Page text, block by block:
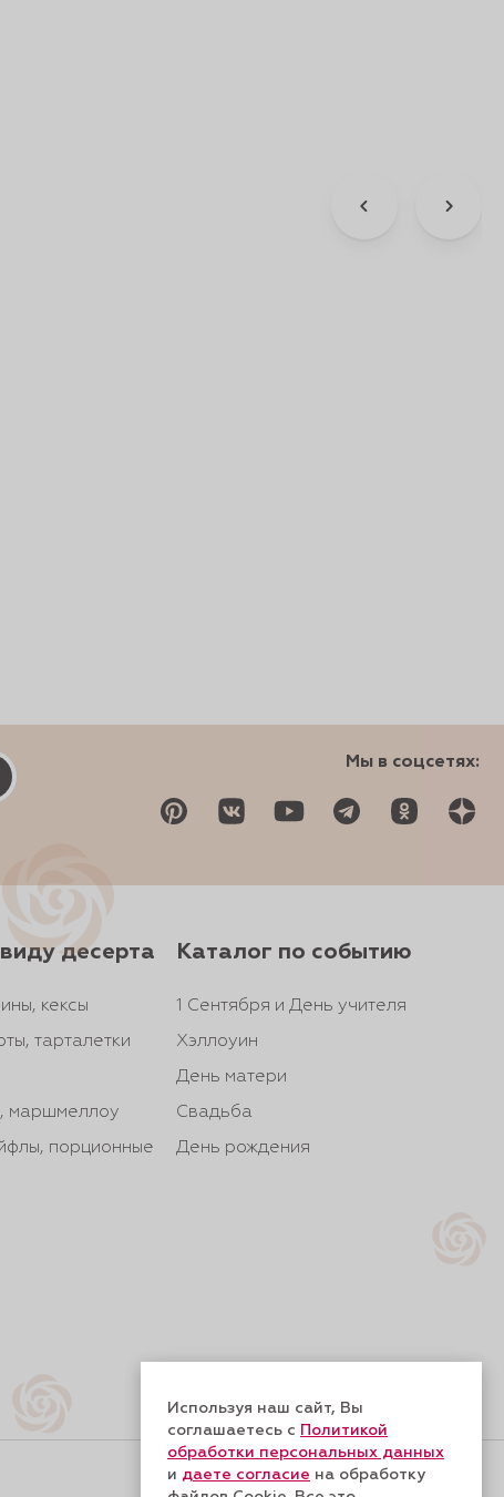
Мы в соцсетях:
десерта
кексы
тарталетки
маршмеллоу
порционные
Каталог по событию
1 Сентября и День учителя
Хэллоуин
День матери
Свадьба
День рождения
Используя наш сайт, Вы
соглашаетесь с Политикой
обработки персональных данных
и даете согласие на обработку